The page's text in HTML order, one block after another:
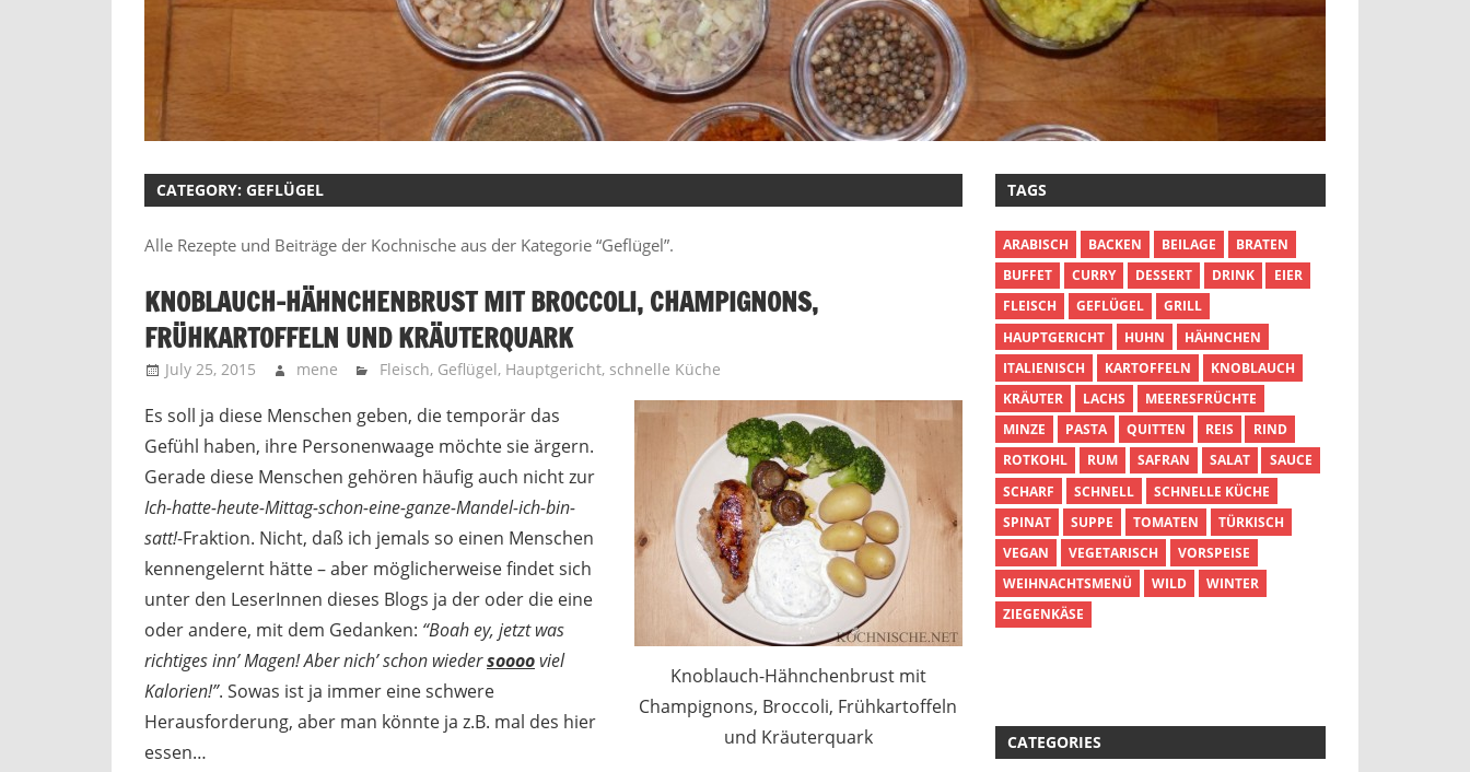
CATEGORY:GEFLÜGEL
Alle Rezepte und Beiträge der Kochnische aus der Kategorie “Geflügel”.
KNOBLAUCH-HÄHNCHENBRUST MIT BROCCOLI, CHAMPIGNONS,
FRÜHKARTOFFELN UND KRÄUTERQUARK
July 25, 2015 mene Fleisch, Geflügel, Hauptgericht, schnelle Küche
Knoblauch-Hähnchenbrust mit
Champignons, Broccoli, Frühkartoffeln
und Kräuterquark
Es soll ja diese Menschen geben, die temporär das
Gefühl haben, ihre Personenwaage möchte sie ärgern.
Gerade diese Menschen gehören häufig auch nicht zur
Ich-hatte-heute-Mittag-schon-eine-ganze-Mandel-ich-bin-
satt!-Fraktion. Nicht, daß ich jemals so einen Menschen
kennengelernt hätte – aber möglicherweise findet sich
unter den LeserInnen dieses Blogs ja der oder die eine
oder andere, mit dem Gedanken: “Boah ey, jetzt was
richtiges inn’ Magen! Aber nich’ schon wiedersooooviel
Kalorien!”. Sowas ist ja immer eine schwere
Herausforderung, aber man könnte ja z.B. mal des hier
essen…
TAGS
ARABISCH BACKEN BEILAGE
BRATEN
BUFFET
CURRY DESSERT DRINK
EIER
FLEISCH
GEFLÜGEL
GRILL
HAUPTGERICHT
HUHN
HÄHNCHEN
ITALIENISCH
KARTOFFELN
KNOBLAUCH
KRÄUTER
LACHS
MEERESFRÜCHTE
MINZE
PASTA QUITTEN REIS
RIND
ROTKOHL
RUM SAFRAN SALAT
SAUCE
SCHARF
SCHNELL
SCHNELLE KÜCHE
SPINAT
SUPPE TOMATEN
TÜRKISCH
VEGAN
VEGETARISCH
VORSPEISE
WEIHNACHTSMENÜ
WILD
WINTER
ZIEGENKÄSE
CATEGORIES